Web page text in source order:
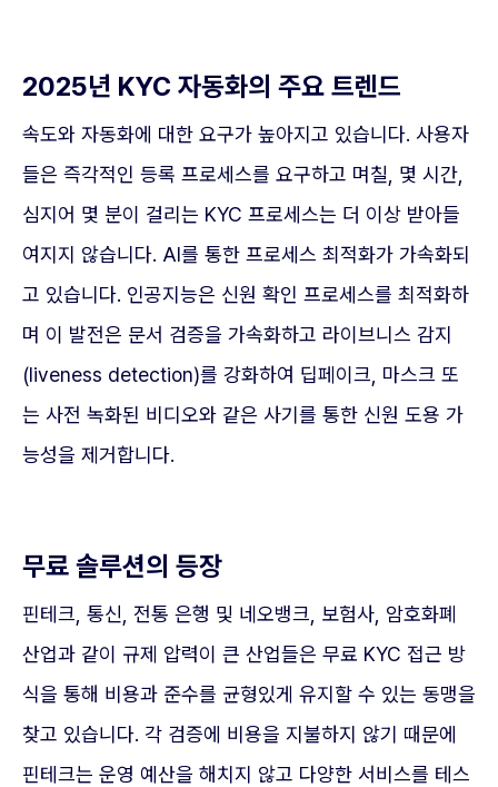
2025년 KYC 자동화의 주요 트렌드
속도와 자동화에 대한 요구가 높아지고 있습니다. 사용자
들은 즉각적인 등록 프로세스를 요구하고 며칠, 몇 시간,
심지어 몇 분이 걸리는 KYC 프로세스는 더 이상 받아들
여지지 않습니다. AI를 통한 프로세스 최적화가 가속화되
고 있습니다. 인공지능은 신원 확인 프로세스를 최적화하
며 이 발전은 문서 검증을 가속화하고 라이브니스 감지
(liveness detection)를 강화하여 딥페이크, 마스크 또
는 사전 녹화된 비디오와 같은 사기를 통한 신원 도용 가
능성을 제거합니다.
무료 솔루션의 등장
핀테크, 통신, 전통 은행 및 네오뱅크, 보험사, 암호화폐
산업과 같이 규제 압력이 큰 산업들은 무료 KYC 접근 방
식을 통해 비용과 준수를 균형있게 유지할 수 있는 동맹을
찾고 있습니다. 각 검증에 비용을 지불하지 않기 때문에
핀테크는 운영 예산을 해치지 않고 다양한 서비스를 테스